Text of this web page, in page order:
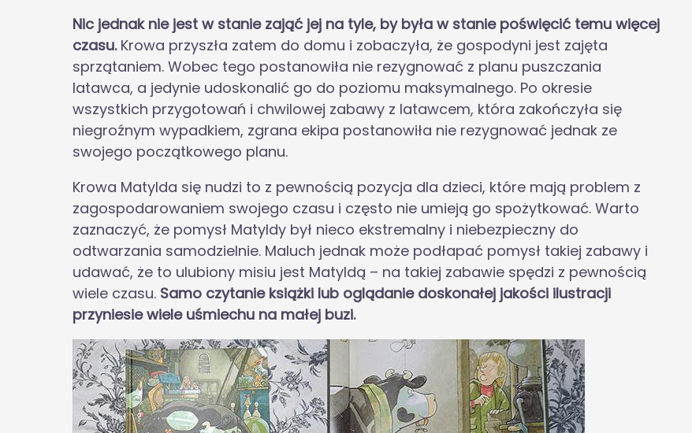
Nic jednak nie jest w stanie zająć jej na tyle, by była w stanie poświęcić temu więcej
czasu. Krowa przyszła zatem do domu i zobaczyła, że gospodyni jest zajęta
sprzątaniem. Wobec tego postanowiła nie rezygnować z planu puszczania
latawca, a jedynie udoskonalić go do poziomu maksymalnego. Po okresie
wszystkich przygotowań i chwilowej zabawy z latawcem, która zakończyła się
niegroźnym wypadkiem, zgrana ekipa postanowiła nie rezygnować jednak ze
swojego początkowego planu.
Krowa Matylda się nudzi to z pewnością pozycja dla dzieci, które mają problem z
zagospodarowaniem swojego czasu i często nie umieją go spożytkować. Warto
zaznaczyć, że pomysł Matyldy był nieco ekstremalny i niebezpieczny do
odtwarzania samodzielnie. Maluch jednak może podłapać pomysł takiej zabawy i
udawać, że to ulubiony misiu jest Matyldą – na takiej zabawie spędzi z pewnością
wiele czasu. Samo czytanie książki lub oglądanie doskonałej jakości ilustracji
przyniesie wiele uśmiechu na małej buzi.